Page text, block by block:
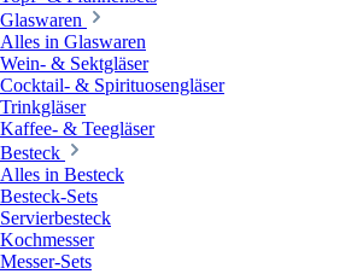
Glaswaren
Alles in Glaswaren
Wein- & Sektgläser
Cocktail- & Spirituosengläser
Trinkgläser
Kaffee- & Teegläser
Besteck
Alles in Besteck
Besteck-Sets
Servierbesteck
Kochmesser
Messer-Sets